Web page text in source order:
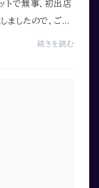
トで無事、初出店
したので、ご覧
post/
続きを読む